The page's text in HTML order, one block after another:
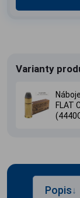
Varianty
FLAT
Popis↓